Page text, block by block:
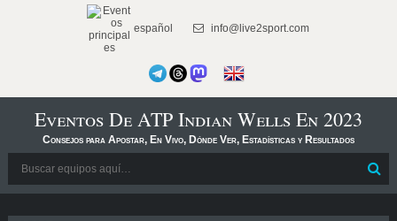
español info@live2sport.com
Eventos De ATP Indian Wells En 2023
Consejos para Apostar, En Vivo, Dónde Ver, Estadísticas y Resultados